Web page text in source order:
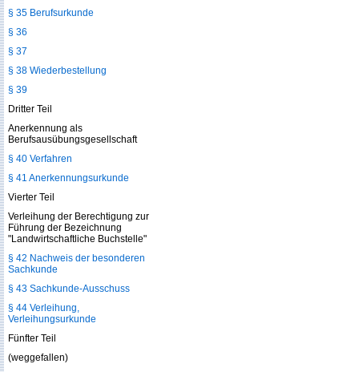
§ 35 Berufsurkunde
§ 36
§ 37
§ 38 Wiederbestellung
§ 39
Dritter Teil
Anerkennung als
Berufsausübungsgesellschaft
§ 40 Verfahren
§ 41 Anerkennungsurkunde
Vierter Teil
Verleihung der Berechtigung zur
Führung der Bezeichnung
"Landwirtschaftliche Buchstelle"
§ 42 Nachweis der besonderen
Sachkunde
§ 43 Sachkunde-Ausschuss
§ 44 Verleihung,
Verleihungsurkunde
Fünfter Teil
(weggefallen)